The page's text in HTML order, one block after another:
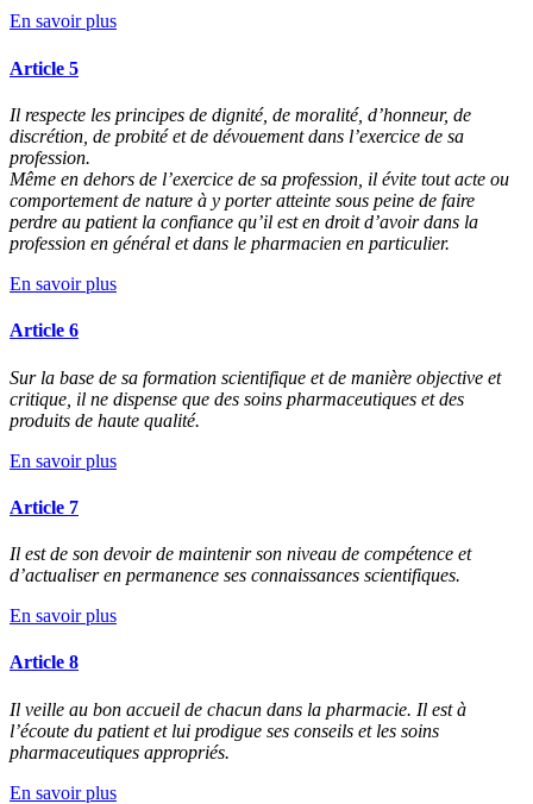
En savoir plus
Article 5
Il respecte les principes de dignité, de moralité, d’honneur, de
discrétion, de probité et de dévouement dans l’exercice de sa
profession.
Même en dehors de l’exercice de sa profession, il évite tout acte ou
comportement de nature à y porter atteinte sous peine de faire
perdre au patient la confiance qu’il est en droit d’avoir dans la
profession en général et dans le pharmacien en particulier.
En savoir plus
Article 6
Sur la base de sa formation scientifique et de manière objective et
critique, il ne dispense que des soins pharmaceutiques et des
produits de haute qualité.
En savoir plus
Article 7
Il est de son devoir de maintenir son niveau de compétence et
d’actualiser en permanence ses connaissances scientifiques.
En savoir plus
Article 8
Il veille au bon accueil de chacun dans la pharmacie. Il est à
l’écoute du patient et lui prodigue ses conseils et les soins
pharmaceutiques appropriés.
En savoir plus